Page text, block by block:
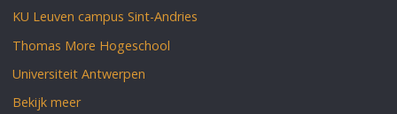
KU Leuven campus Sint-Andries
Thomas More Hogeschool
Universiteit Antwerpen
Bekijk meer